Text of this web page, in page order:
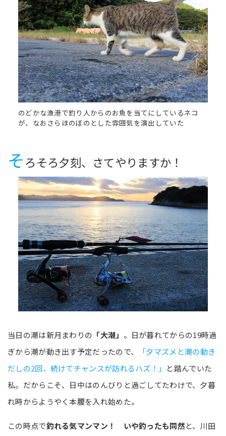
のどかな漁港で釣り人からのお魚を当てにしているネコ
が、なおさらほのぼのとした雰囲気を演出していた
そろそろ夕刻、さてやりますか！
当日の潮は新月まわりの 「大潮」 。日が暮れてからの19時過
ぎから潮が動き出す予定だったので、
「夕マズメと潮の動き
だしの2回、続けてチャンスが訪れるハズ！」 と踏んでいた
私。だからこそ、日中はのんびりと過ごしてたわけで、夕暮
れ時からようやく本腰を入れ始めた。
この時点で釣れる気マンマン！ いや釣ったも同然と、川田